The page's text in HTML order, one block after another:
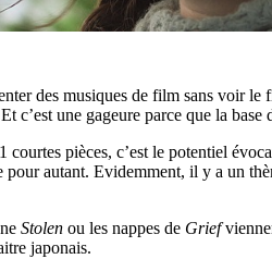
des musiques de film sans voir
c’est une gageure parce que la base
pièces, c’est le potentiel
autant. Evidemment, il y a un
Stolen ou les nappes de Grief
japonais.